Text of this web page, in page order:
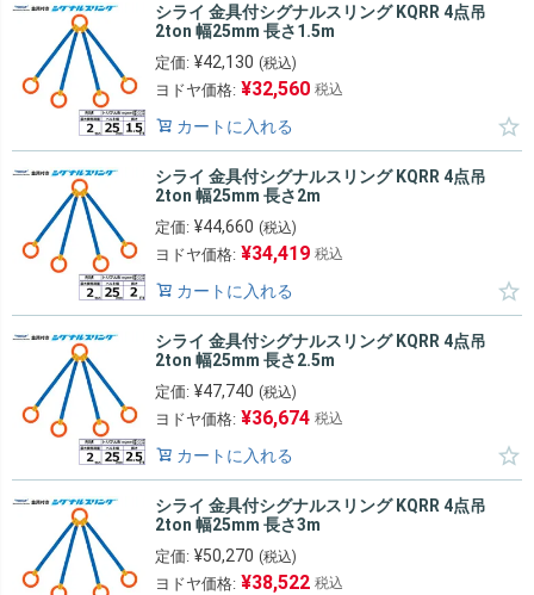
シライ 金具付シグナルスリング KQRR 4点吊
2ton 幅25mm 長さ1.5m
定価: ¥42,130 (税込)
ヨドヤ価格: ¥32,560 税込
カートに入れる
シライ 金具付シグナルスリング KQRR 4点吊
2ton 幅25mm 長さ2m
定価: ¥44,660 (税込)
ヨドヤ価格: ¥34,419 税込
カートに入れる
シライ 金具付シグナルスリング KQRR 4点吊
2ton 幅25mm 長さ2.5m
定価: ¥47,740 (税込)
ヨドヤ価格: ¥36,674 税込
カートに入れる
シライ 金具付シグナルスリング KQRR 4点吊
2ton 幅25mm 長さ3m
定価: ¥50,270 (税込)
ヨドヤ価格: ¥38,522 税込